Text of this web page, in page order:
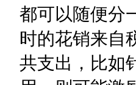
都可以随便分
时的花销来自
共支出，比如